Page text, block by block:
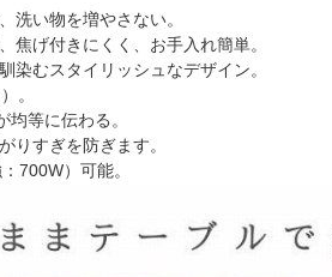
洗い物を増やさない。
焦げ付きにくく、お手入れ簡単。
染むスタイリッシュなデザイン。
。
等に伝わる。
りすぎを防ぎます。
700W）可能。